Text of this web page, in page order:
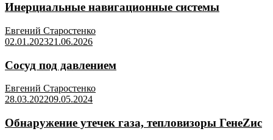
Инерциальные навигационные системы
Евгений Старостенко
02.01.202321.06.2026
Сосуд под давлением
Евгений Старостенко
28.03.202209.05.2024
Обнаружение утечек газа, тепловизоры ГенеZис